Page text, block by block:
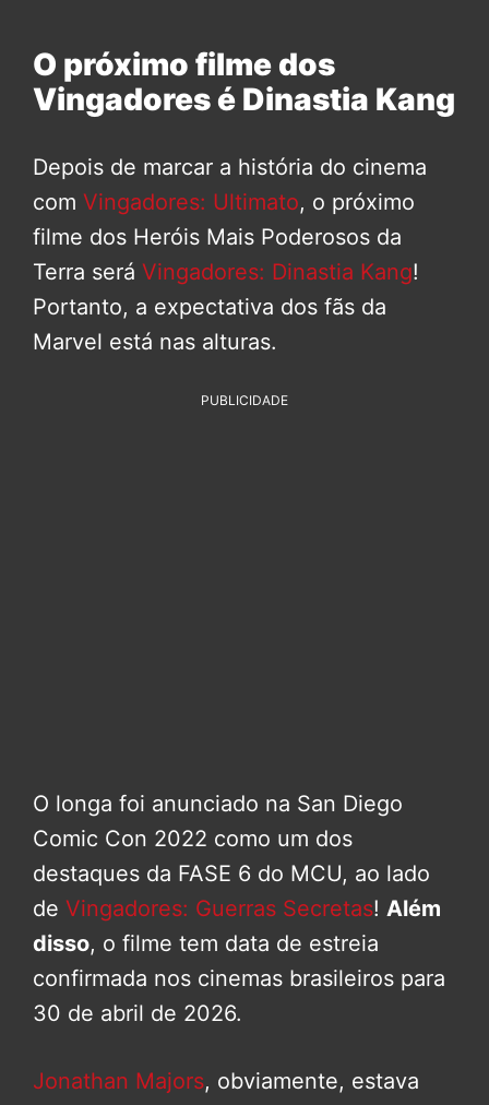
O próximo filme dos
Vingadores é Dinastia Kang
Depois de marcar a história do cinema
com Vingadores: Ultimato, o próximo
filme dos Heróis Mais Poderosos da
Terra será Vingadores: Dinastia Kang!
Portanto, a expectativa dos fãs da
Marvel está nas alturas.
PUBLICIDADE
O longa foi anunciado na San Diego
Comic Con 2022 como um dos
destaques da FASE 6 do MCU, ao lado
de Vingadores: Guerras Secretas! Além
disso, o filme tem data de estreia
confirmada nos cinemas brasileiros para
30 de abril de 2026.
Jonathan Majors, obviamente, estava